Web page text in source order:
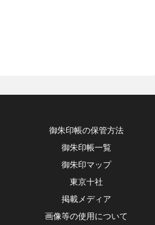
御朱印帳の保管方法
御朱印帳一覧
御朱印マップ
東京十社
掲載メディア
画像等の使用について